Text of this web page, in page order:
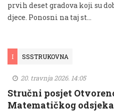
prvih deset gradova koji su
djece. Ponosni na taj st...
I SSSTRUKOVNA
20. travnja 2026. 14:05
Stručni posjet
Matematičkog